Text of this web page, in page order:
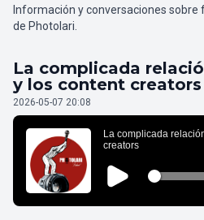
Información y conversaciones
de Photolari.
La complicada
y los content creators
2026-05-07 20:08